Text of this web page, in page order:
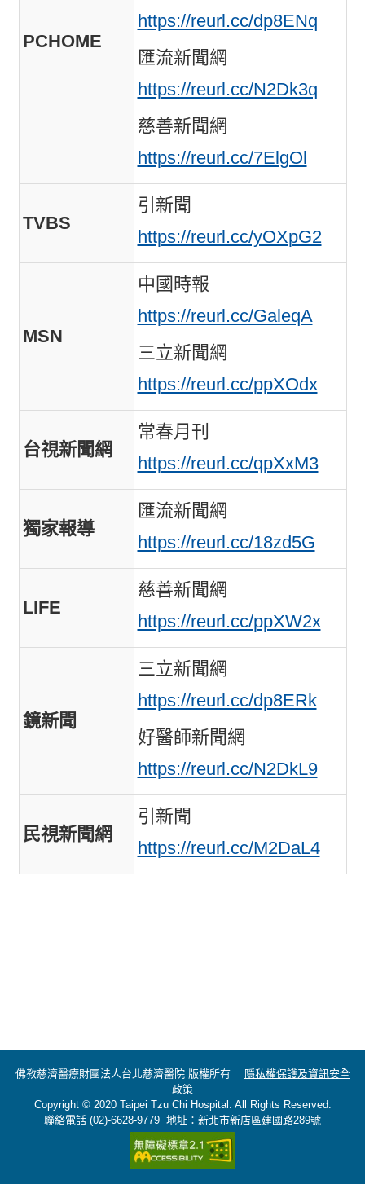
PCHOME
https://reurl.cc/dp8ENq
匯流新聞網
https://reurl.cc/N2Dk3q
慈善新聞網
https://reurl.cc/7ElgOl
TVBS
引新聞
https://reurl.cc/yOXpG2
MSN
中國時報
https://reurl.cc/GaleqA
三立新聞網
https://reurl.cc/ppXOdx
台視新聞網
常春月刊
https://reurl.cc/qpXxM3
獨家報導
匯流新聞網
https://reurl.cc/18zd5G
LIFE
慈善新聞網
https://reurl.cc/ppXW2x
鏡新聞
三立新聞網
https://reurl.cc/dp8ERk
好醫師新聞網
https://reurl.cc/N2DkL9
民視新聞網
引新聞
https://reurl.cc/M2DaL4
佛教慈濟醫療財團法人台北慈濟醫院 版權所有 隱私權保護及資訊安全
政策
Copyright © 2020 Taipei Tzu Chi Hospital. All Rights Reserved.
聯絡電話 (02)-6628-9779 地址：新北市新店區建國路289號